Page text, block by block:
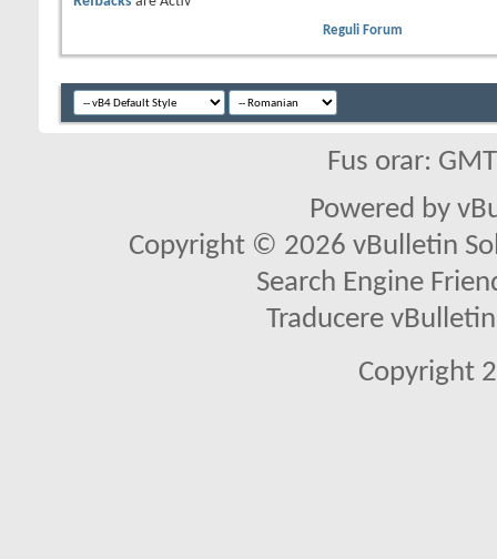
Reguli Forum
Fus orar:
Powered by
Copyright © 2026 vBulletin
Search Engine
Traducere
Copyright